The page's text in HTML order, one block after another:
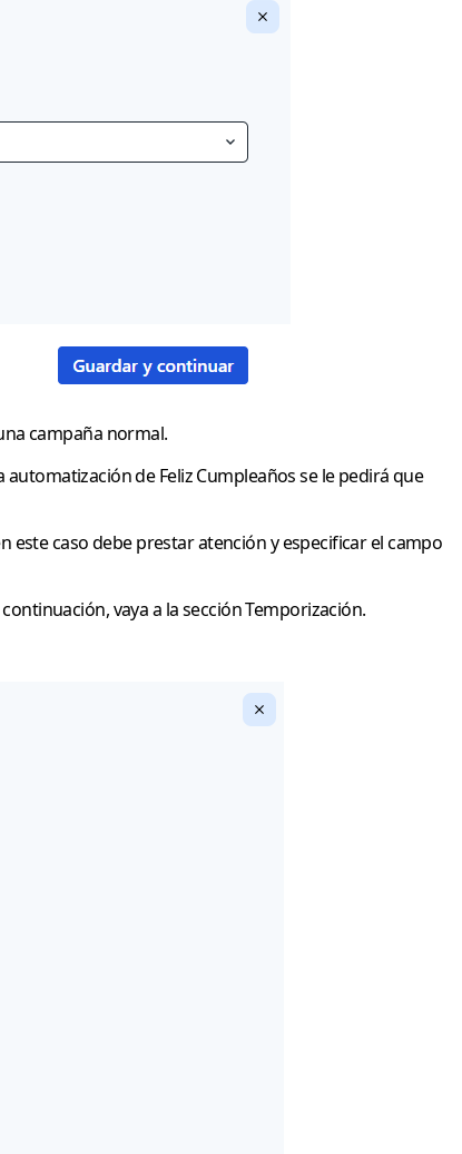
campaña normal.
de Feliz Cumpleaños se le pedirá que
caso debe prestar atención y especificar el campo
vaya a la sección Temporización.